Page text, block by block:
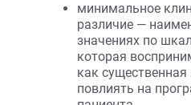
минимальное
различие —
значениях по
которая
как
повлиять на